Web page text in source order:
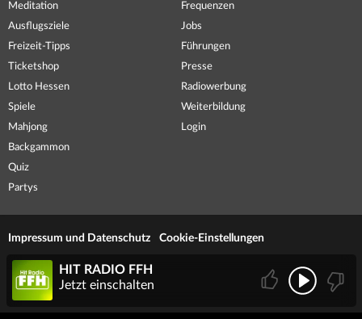
Meditation
Ausflugsziele
Freizeit-Tipps
Ticketshop
Lotto Hessen
Spiele
Mahjong
Backgammon
Quiz
Partys
Frequenzen
Jobs
Führungen
Presse
Radiowerbung
Weiterbildung
Login
Impressum und Datenschutz Cookie-Einstellungen
HIT RADIO FFH
Jetzt einschalten